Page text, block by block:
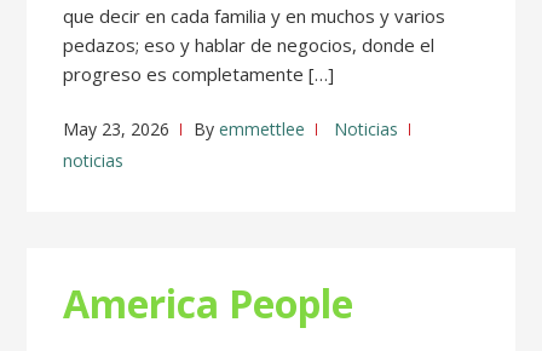
que decir en cada familia y en muchos y varios
pedazos; eso y hablar de negocios, donde el
progreso es completamente […]
May 23, 2026 Byemmettlee
Noticias
noticias
America People